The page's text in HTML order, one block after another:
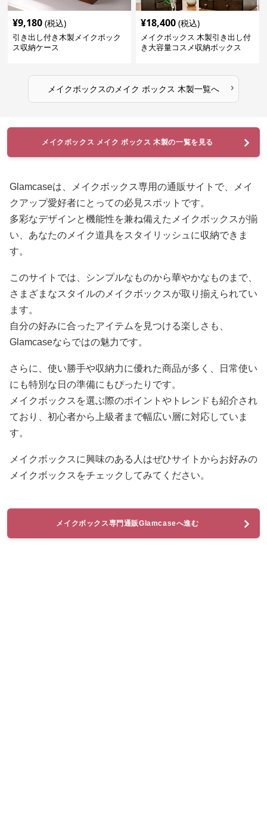
¥9,180 (税込)
引き出し付き木製メイクボック
ス収納ケース
¥18,400 (税込)
メイクボックス 木製引き出し付
き大容量コスメ収納ボックス
メイクボックスのメイク ボックス 木製一覧へ ›
メイクボックス メイク ボックス 木製の一覧を見る
Glamcaseは、メイクボックス専用の通販サイトで、メイ
クアップ愛好者にとっての必見スポットです。
多彩なデザインと機能性を兼ね備えたメイクボックスが揃
い、あなたのメイク道具をスタイリッシュに収納できま
す。
このサイトでは、シンプルなものから華やかなものまで、
さまざまなスタイルのメイクボックスが取り揃えられてい
ます。
自分の好みに合ったアイテムを見つける楽しさも、
Glamcaseならではの魅力です。
さらに、使い勝手や収納力に優れた商品が多く、日常使い
にも特別な日の準備にもぴったりです。
メイクボックスを選ぶ際のポイントやトレンドも紹介され
ており、初心者から上級者まで幅広い層に対応していま
す。
メイクボックスに興味のある人はぜひサイトからお好みの
メイクボックスをチェックしてみてください。
メイクボックス専門通販Glamcaseへ進む